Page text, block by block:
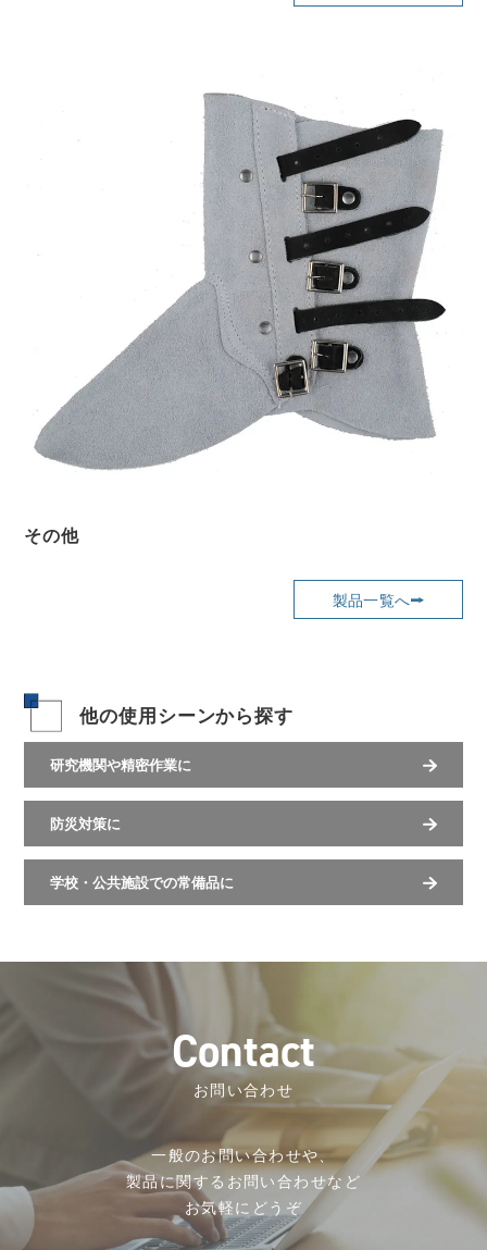
その他
製品一覧へ
他の使用シーンから探す
研究機関や精密作業に
防災対策に
学校・公共施設での常備品に
Contact
お問い合わせ
一般のお問い合わせや、
製品に関するお問い合わせなど
お気軽にどうぞ